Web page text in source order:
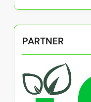
PARTNER